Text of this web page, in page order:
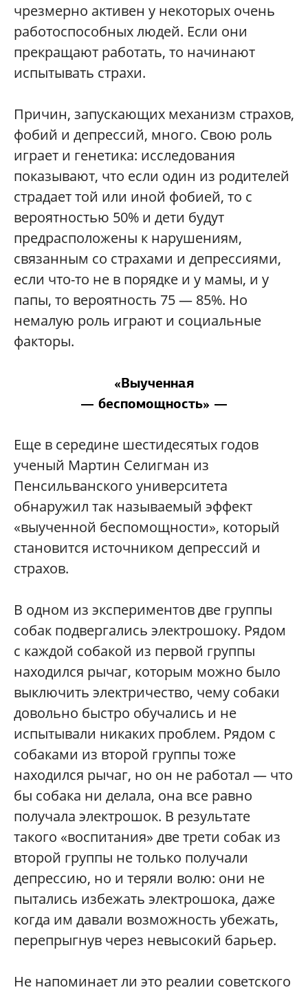
чрезмерно активен у некоторых очень
работоспособных людей. Если они
прекращают работать, то начинают
испытывать страхи.
Причин, запускающих механизм страхов,
фобий и депрессий, много. Свою роль
играет и генетика: исследования
показывают, что если один из родителей
страдает той или иной фобией, то с
вероятностью 50% и дети будут
предрасположены к нарушениям,
связанным со страхами и депрессиями,
если что-то не в порядке и у мамы, и у
папы, то вероятность 75 — 85%. Но
немалую роль играют и социальные
факторы.
«Выученная
— беспомощность» —
Еще в середине шестидесятых годов
ученый Мартин Селигман из
Пенсильванского университета
обнаружил так называемый эффект
«выученной беспомощности», который
становится источником депрессий и
страхов.
В одном из экспериментов две группы
собак подвергались электрошоку. Рядом
с каждой собакой из первой группы
находился рычаг, которым можно было
выключить электричество, чему собаки
довольно быстро обучались и не
испытывали никаких проблем. Рядом с
собаками из второй группы тоже
находился рычаг, но он не работал — что
бы собака ни делала, она все равно
получала электрошок. В результате
такого «воспитания» две трети собак из
второй группы не только получали
депрессию, но и теряли волю: они не
пытались избежать электрошока, даже
когда им давали возможность убежать,
перепрыгнув через невысокий барьер.
Не напоминает ли это реалии советского